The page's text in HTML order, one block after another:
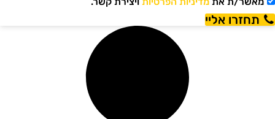
תחזרו אליי